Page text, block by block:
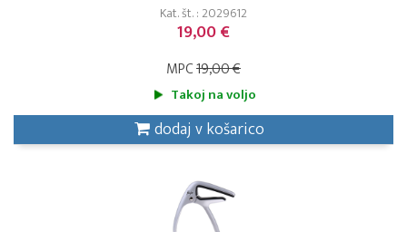
Kat. št. : 2029612
19,00 €
MPC19,00 €
Takoj na voljo
dodaj v košarico